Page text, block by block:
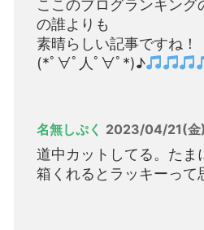
ここのブログランキング
の誰よりも
素晴らしい記事ですね！
(*ﾟ∀ﾟ人ﾟ∀ﾟ*)♪
名無しぷく 2023/04/21(金
道中カットしてる。たま
箱くれるとラッキーって